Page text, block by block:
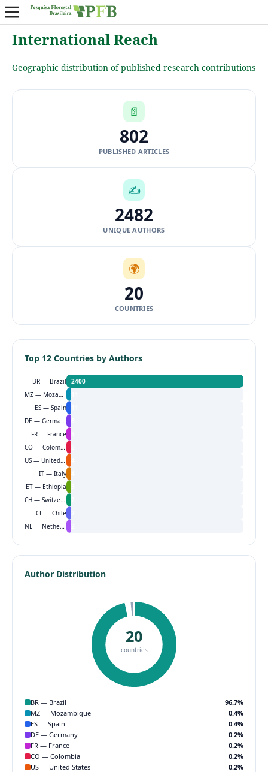
International Reach
Geographic distribution of published research contributions
📄
802
PUBLISHED ARTICLES
✍
2482
UNIQUE AUTHORS
🌍
20
COUNTRIES
Top 12 Countries by Authors
BR — Brazil
2400
MZ — Mozambique
ES — Spain
DE — Germany
FR — France
CO — Colombia
US — United States
IT — Italy
ET — Ethiopia
CH — Switzerland
CL — Chile
NL — Netherlands
Author Distribution
20
countries
BR — Brazil
96.7%
MZ — Mozambique
0.4%
ES — Spain
0.4%
DE — Germany
0.2%
FR — France
0.2%
CO — Colombia
0.2%
US — United States
0.2%